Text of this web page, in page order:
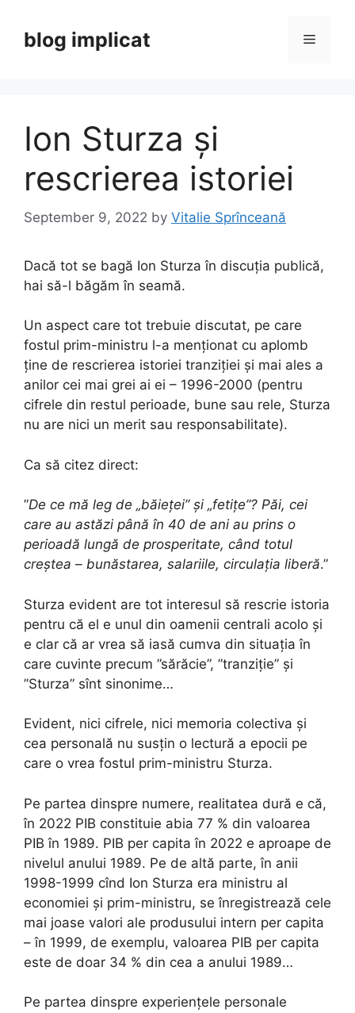
contentblog implicat Menu
Ion Sturza și
rescrierea istoriei
September 9, 2022 by Vitalie Sprînceană
Dacă tot se bagă Ion Sturza în discuția publică,
hai să-l băgăm în seamă.
Un aspect care tot trebuie discutat, pe care
fostul prim-ministru l-a menționat cu aplomb
ține de rescrierea istoriei tranziției și mai ales a
anilor cei mai grei ai ei – 1996-2000 (pentru
cifrele din restul perioade, bune sau rele, Sturza
nu are nici un merit sau responsabilitate).
Ca să citez direct:
”De ce mă leg de „băieței” și „fetițe”? Păi, cei
care au astăzi până în 40 de ani au prins o
perioadă lungă de prosperitate, când totul
creștea – bunăstarea, salariile, circulația liberă.”
Sturza evident are tot interesul să rescrie istoria
pentru că el e unul din oamenii centrali acolo și
e clar că ar vrea să iasă cumva din situația în
care cuvinte precum ”sărăcie”, ”tranziție” și
”Sturza” sînt sinonime…
Evident, nici cifrele, nici memoria colectiva și
cea personală nu susțin o lectură a epocii pe
care o vrea fostul prim-ministru Sturza.
Pe partea dinspre numere, realitatea dură e că,
în 2022 PIB constituie abia 77 % din valoarea
PIB în 1989. PIB per capita în 2022 e aproape de
nivelul anului 1989. Pe de altă parte, în anii
1998-1999 cînd Ion Sturza era ministru al
economiei și prim-ministru, se înregistrează cele
mai joase valori ale produsului intern per capita
– în 1999, de exemplu, valoarea PIB per capita
este de doar 34 % din cea a anului 1989…
Pe partea dinspre experiențele personale